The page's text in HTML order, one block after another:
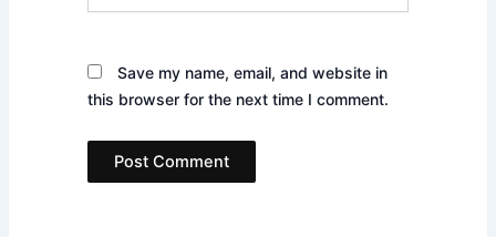
Save my name, email, and website in
this browser for the next time I comment.